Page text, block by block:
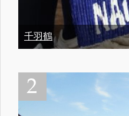
千羽鶴